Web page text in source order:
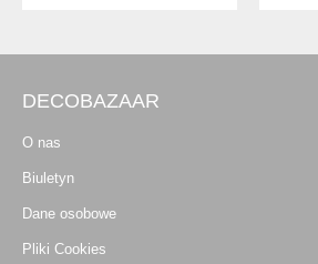
DECOBAZAAR
O nas
Biuletyn
Dane osobowe
Pliki Cookies